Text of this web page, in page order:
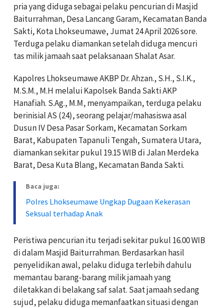
pria yang diduga sebagai pelaku pencurian di Masjid
Baiturrahman, Desa Lancang Garam, Kecamatan Banda
Sakti, Kota Lhokseumawe, Jumat 24 April 2026 sore.
Terduga pelaku diamankan setelah diduga mencuri
tas milik jamaah saat pelaksanaan Shalat Asar.
Kapolres Lhokseumawe AKBP Dr. Ahzan., S.H., S.I.K.,
M.S.M., M.H melalui Kapolsek Banda Sakti AKP
Hanafiah. S.Ag., M.M, menyampaikan, terduga pelaku
berinisial AS (24), seorang pelajar/mahasiswa asal
Dusun IV Desa Pasar Sorkam, Kecamatan Sorkam
Barat, Kabupaten Tapanuli Tengah, Sumatera Utara,
diamankan sekitar pukul 19.15 WIB di Jalan Merdeka
Barat, Desa Kuta Blang, Kecamatan Banda Sakti.
Baca juga:
Polres Lhokseumawe Ungkap Dugaan Kekerasan
Seksual terhadap Anak
Peristiwa pencurian itu terjadi sekitar pukul 16.00 WIB
di dalam Masjid Baiturrahman. Berdasarkan hasil
penyelidikan awal, pelaku diduga terlebih dahulu
memantau barang-barang milik jamaah yang
diletakkan di belakang saf salat. Saat jamaah sedang
sujud, pelaku diduga memanfaatkan situasi dengan